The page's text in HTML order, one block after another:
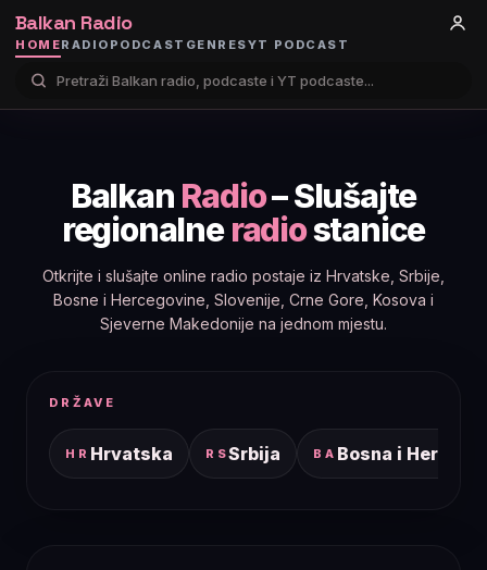
Balkan Radio
HOMERADIO PODCAST GENRESYT PODCAST
Balkan Radio– Slušajte
regionalneradiostanice
Otkrijte i slušajte online radio postaje iz Hrvatske, Srbije,
Bosne i Hercegovine, Slovenije, Crne Gore, Kosova i
Sjeverne Makedonije na jednom mjestu.
DRŽAVE
HR Hrvatska RSSrbija BA Bosna i